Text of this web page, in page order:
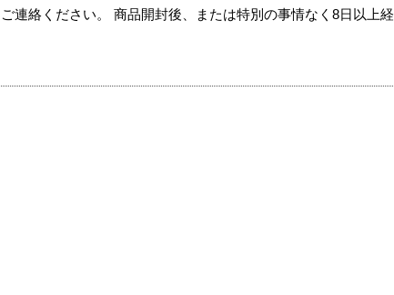
連絡ください。 商品開封後、または特別の事情なく8日以上経